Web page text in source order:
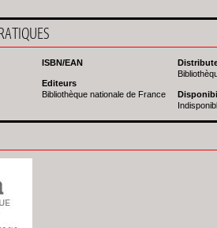
ISBN/EAN
Editeurs
Bibliothèque nationale de France